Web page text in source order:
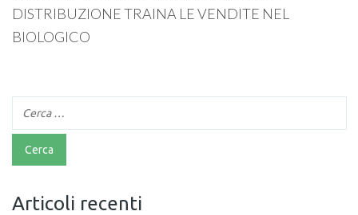
DISTRIBUZIONE TRAINA LE VENDITE NEL
BIOLOGICO
Articoli recenti